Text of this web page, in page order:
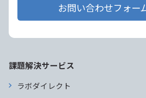
お問い合わせフォー
課題解決サービス
ラボダイレクト